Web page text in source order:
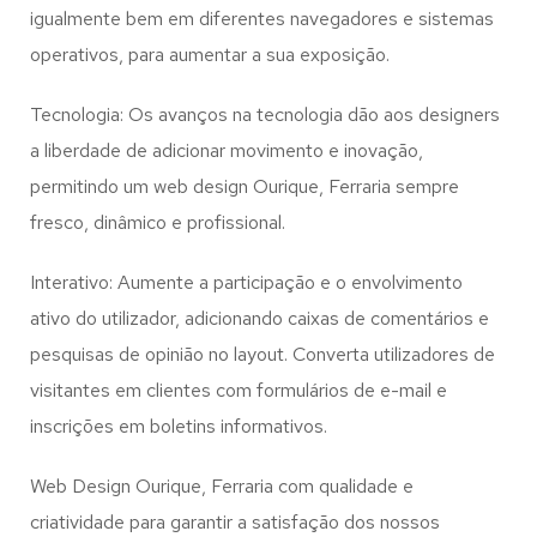
igualmente bem em diferentes navegadores e sistemas
operativos, para aumentar a sua exposição.
Tecnologia: Os avanços na tecnologia dão aos designers
a liberdade de adicionar movimento e inovação,
permitindo um web design Ourique, Ferraria sempre
fresco, dinâmico e profissional.
Interativo: Aumente a participação e o envolvimento
ativo do utilizador, adicionando caixas de comentários e
pesquisas de opinião no layout. Converta utilizadores de
visitantes em clientes com formulários de e-mail e
inscrições em boletins informativos.
Web Design Ourique, Ferraria com qualidade e
criatividade para garantir a satisfação dos nossos